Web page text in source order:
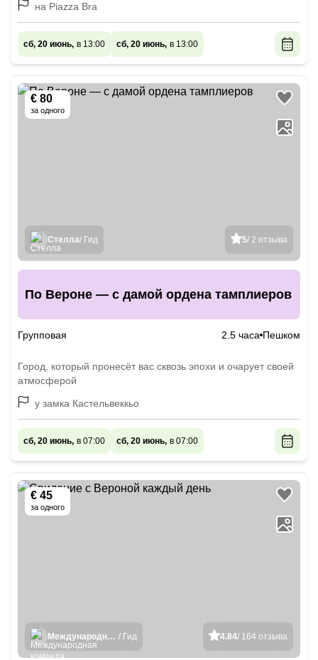
на Piazza Bra
сб, 20 июнь, в 13:00 сб, 20 июнь, в 13:00
€ 80
за одного
5/ 2 отзыва
Стелла/ Гид
По Вероне — с дамой ордена тамплиеров
Групповая 2.5 часа Пешком
Город, который пронесёт вас сквозь эпохи и очарует своей
атмосферой
у замка Кастельвеккьо
сб, 20 июнь, в 07:00 сб, 20 июнь, в 07:00
€ 45
за одного
4.84/ 164 отзыва
Международная команда гидов / Гид